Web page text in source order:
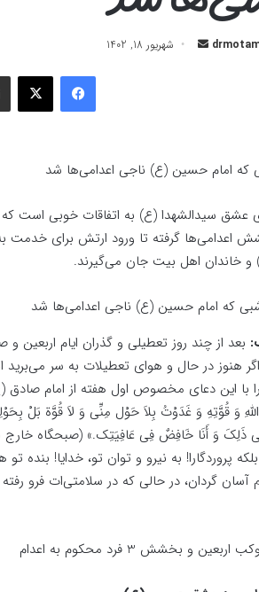
ارسال شهریور 18, 1402
فیسبوک
امام حسین (ع) ناجی اعدامی‌ها شد
عشق سیدالشهدا (ع) به اتفاقات خوبی است
اعدامی‌ها گرفته تا ورود ارتش برای خدمت
و خاندان اهل بیت جان می‌گیرند.
بعد از چند روز تعطیلی و گذران ایام اربعین و
هنوز در حال و هوای تعطیلات به سر می‌برید
با این دعای مخصوص اول هفته از امام صادق
وَ قُوَّتِهِ وَ غَدَوْتُ بِلاَ حَوْل مِنِّی وَ لاَ قُوَّة بَلْ
ذَلِکَ وَ أَنَا خَافِضٌ فِی عَافِیَتِک.» (صبحگاه
پروردگارا! به نیرو و توان تو، خدایا!
آسان گردان، در حالی که در سلامتی‌ات فرو
و بخشش 3 فرد محکوم به اعدام